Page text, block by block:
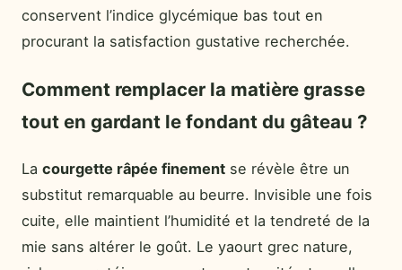
conservent l’indice glycémique bas tout en
procurant la satisfaction gustative recherchée.
Comment remplacer la matière grasse
tout en gardant le fondant du gâteau ?
La courgette râpée finement se révèle être un
substitut remarquable au beurre. Invisible une fois
cuite, elle maintient l’humidité et la tendreté de la
mie sans altérer le goût. Le yaourt grec nature,